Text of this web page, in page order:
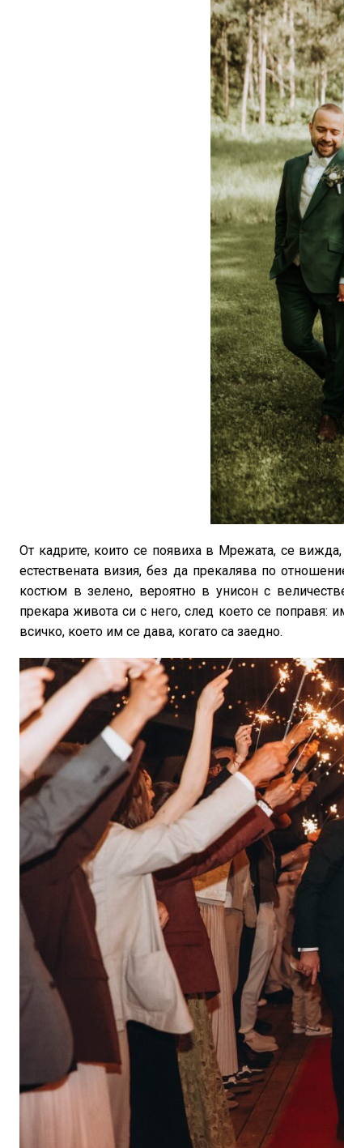
От кадрите, които се появиха в Мрежата, се
естествената визия, без да прекалява по
костюм в зелено, вероятно в унисон с
прекара живота си с него, след което се поправя:
всичко, което им се дава, когато са заедно.